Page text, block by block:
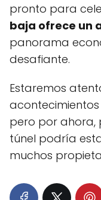
pronto para
baja ofrece un
panorama
desafiante.
Estaremos
pero por ahora,
túnel podría
muchos